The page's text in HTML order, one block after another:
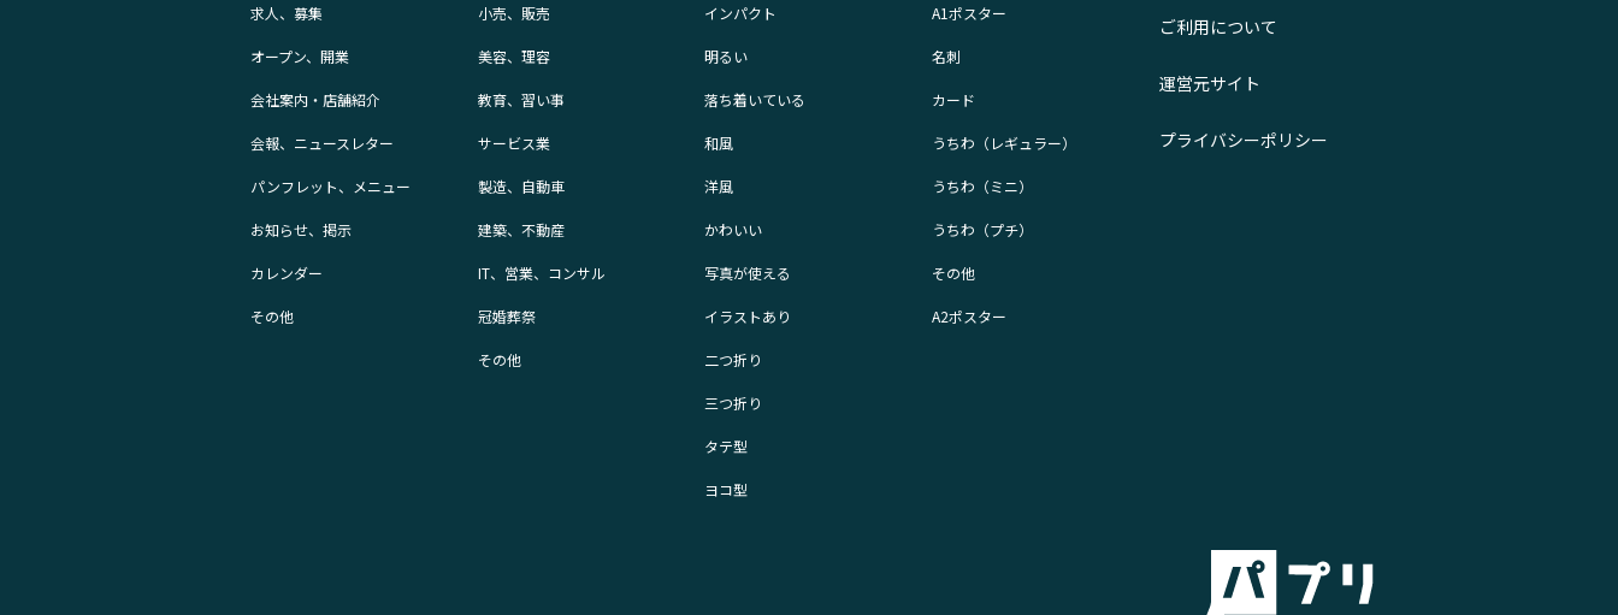
求人、募集
オープン、開業
会社案内・店舗紹介
会報、ニュースレター
パンフレット、メニュー
お知らせ、掲示
カレンダー
その他
小売、販売
美容、理容
教育、習い事
サービス業
製造、自動車
建築、不動産
IT、営業、コンサル
冠婚葬祭
その他
インパクト
明るい
落ち着いている
和風
洋風
かわいい
写真が使える
イラストあり
二つ折り
三つ折り
タテ型
ヨコ型
A1ポスター
名刺
カード
うちわ（レギュラー）
うちわ（ミニ）
うちわ（プチ）
その他
A2ポスター
ご利用について
運営元サイト
プライバシーポリシー